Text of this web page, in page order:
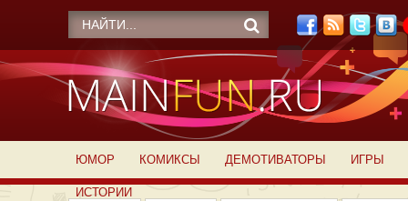
ЮМОР КОМИКСЫ ДЕМОТИВАТОРЫ ИГРЫ
ИСТОРИИ